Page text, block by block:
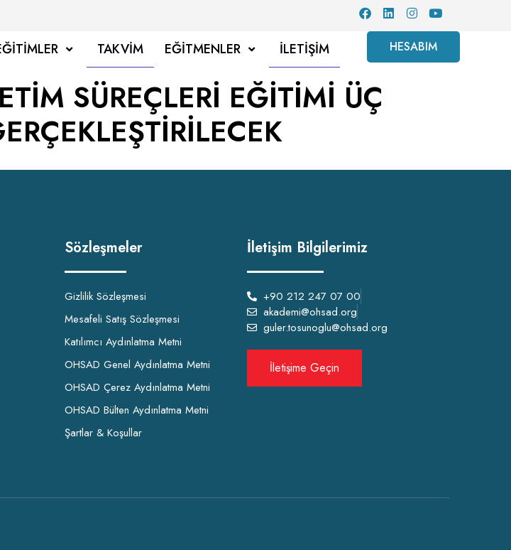
TAKVIM EĞITMENLER İLETIŞIM HESABIM
SÜREÇLERİ EĞİTİMİ ÜÇ
Sözleşmeler
Gizlilik Sözleşmesi
Mesafeli Satış Sözleşmesi
Katılımcı Aydınlatma Metni
OHSAD Genel Aydınlatma Metni
OHSAD Çerez Aydınlatma Metni
OHSAD Bülten Aydınlatma Metni
Şartlar & Koşullar
İletişim Bilgilerimiz
+90 212 247 07 00
akademi@ohsad.org
guler.tosunoglu@ohsad.org
İletişime Geçin